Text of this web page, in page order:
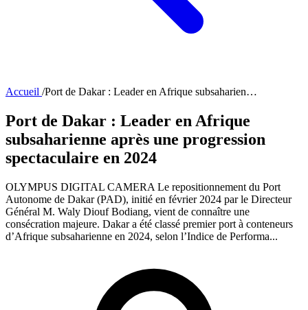
Accueil /Port de Dakar : Leader en Afrique subsaharien…
Port de Dakar : Leader en Afrique
subsaharienne après une progression
spectaculaire en 2024
OLYMPUS DIGITAL CAMERA Le repositionnement du Port
Autonome de Dakar (PAD), initié en février 2024 par le Directeur
Général M. Waly Diouf Bodiang, vient de connaître une
consécration majeure. Dakar a été classé premier port à conteneurs
d’Afrique subsaharienne en 2024, selon l’Indice de Performa...